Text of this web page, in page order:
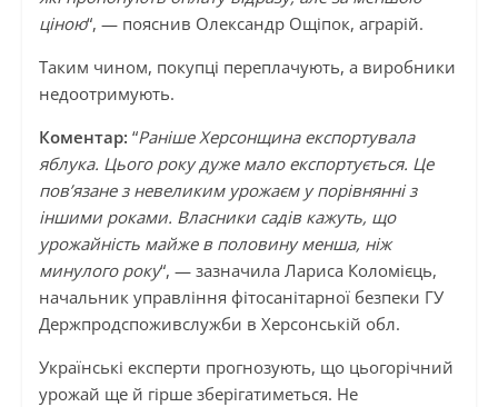
ціною“, — пояснив Олександр Ощіпок, аграрій.
Таким чином, покупці переплачують, а виробники
недоотримують.
Коментар: “Раніше Херсонщина експортувала
яблука. Цього року дуже мало експортується. Це
пов’язане з невеликим урожаєм у порівнянні з
іншими роками. Власники садів кажуть, що
урожайність майже в половину менша, ніж
минулого року“, — зазначила Лариса Коломієць,
начальник управління фітосанітарної безпеки ГУ
Держпродспоживслужби в Херсонській обл.
Українські експерти прогнозують, що цьогорічний
урожай ще й гірше зберігатиметься. Не